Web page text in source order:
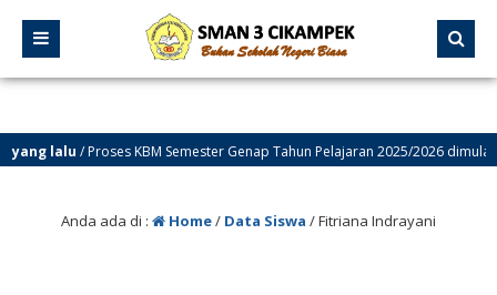
lalu/ Proses KBM Semester Genap Tahun Pelajaran 2025/2026 dimulai tgl
lalu/ Selamat Datang di Website Resmi SMA Negeri 3 Cikampek –
Anda ada di : Home/ Data Siswa /Fitriana Indrayani